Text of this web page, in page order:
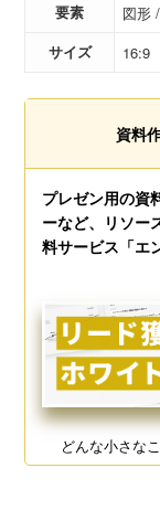
要素
図形
サイズ
16:9
資料
プレゼン用の資
ーなど、リソー
料サービス「エ
どんな小さな